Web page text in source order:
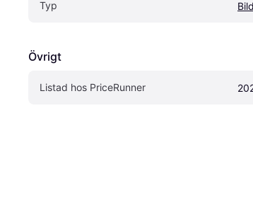
Typ
Övrigt
Listad hos PriceRunner